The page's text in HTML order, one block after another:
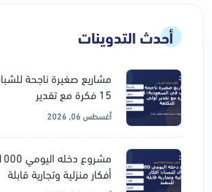
أحدث التدوينات
مشاريع صغيرة ناجحة
15 فكرة مع تقدير
أغسطس 06, 2026
أفكار منزلية وتجارية قابلة